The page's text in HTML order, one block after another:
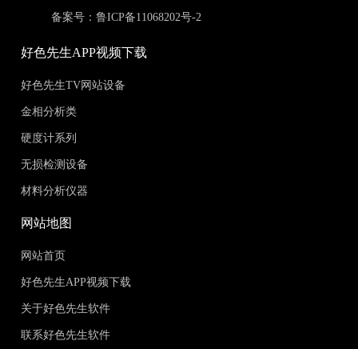
备案号：鲁ICP备11068202号-2
好色先生APP视频下载
好色先生TV网站设备
金相分析类
硬度计系列
无损检测设备
材料分析仪器
网站地图
网站首页
好色先生APP视频下载
关于好色先生软件
联系好色先生软件